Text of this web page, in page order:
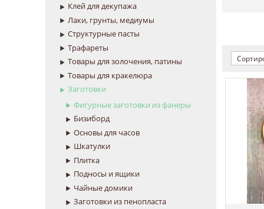
Клей для декупажа
Лаки, грунты, медиумы
Структурные пасты
Трафареты
Товары для золочения, патины
Товары для кракелюра
Заготовки
Фигурные заготовки из фанеры
Бизиборд
Основы для часов
Шкатулки
Плитка
Подносы и ящики
Чайные домики
Заготовки из пенопласта